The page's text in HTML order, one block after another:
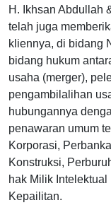
H. Ikhsan Abdullah
telah juga
kliennya, di bidang
bidang hukum
usaha (merger),
pengambilalihan
hubungannya
penawaran umum
Korporasi,
Konstruksi,
hak Milik
Kepailitan.